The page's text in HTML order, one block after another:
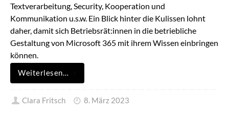
Textverarbeitung, Security, Kooperation und
Kommunikation u.s.w. Ein Blick hinter die Kulissen lohnt
daher, damit sich Betriebsrät:innen in die betriebliche
Gestaltung von Microsoft 365 mit ihrem Wissen einbringen
können.
Weiterlesen…
Clara Fritsch 8. März 2023